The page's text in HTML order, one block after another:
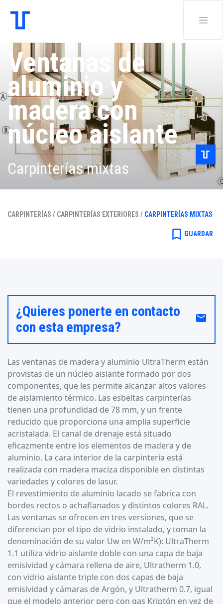
Ventanas de
aluminio y
madera con
núcleo aislante
Carpinterías mixtas
CARPINTERÍAS / CARPINTERÍAS EXTERIORES / CARPINTERÍAS MIXTAS
bookmark_border GUARDAR
¿Quieres ponerte en contacto
con esta empresa?
email
Las ventanas de madera y aluminio UltraTherm están
provistas de un núcleo aislante formado por dos
componentes, que les permite alcanzar altos valores
de aislamiento térmico. Las esbeltas carpinterías
tienen una profundidad de 78 mm, y un frente
reducido que proporciona una amplia superficie
acristalada. El canal de drenaje está situado
eficazmente entre los elementos de madera y de
aluminio. La cara interior de la carpintería está
realizada con madera maciza disponible en distintas
variedades y colores de lasur.
El revestimiento de aluminio lacado se fabrica con
bordes rectos o achaflanados y distintos colores RAL.
Las ventanas se ofrecen en tres versiones, que se
diferencian por el tipo de vidrio instalado, y toman la
denominación de su valor Uw en W/m²K): UltraTherm
1.1 utiliza vidrio aislante doble con una capa de baja
emisividad y cámara rellena de aire, Ultratherm 1.0,
con vidrio aislante triple con dos capas de baja
emisividad y cámaras de Argón, y Ultratherm 0.7, igual
que el modelo anterior pero con gas Kriptón en vez de